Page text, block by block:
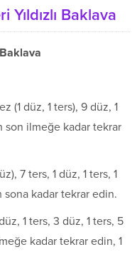
Baklava
(1 düz, 1 ters), 9 düz, 1
son ilmeğe kadar tekrar
7 ters, 1 düz, 1 ters, 1
sona kadar tekrar edin.
1 ters, 3 düz, 1 ters, 5
kadar tekrar edin, 1